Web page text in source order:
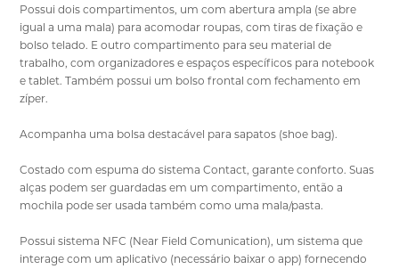
Possui dois compartimentos, um com abertura ampla (se abre
igual a uma mala) para acomodar roupas, com tiras de fixação e
bolso telado. E outro compartimento para seu material de
trabalho, com organizadores e espaços específicos para notebook
e tablet. Também possui um bolso frontal com fechamento em
zíper.
Acompanha uma bolsa destacável para sapatos (shoe bag).
Costado com espuma do sistema Contact, garante conforto. Suas
alças podem ser guardadas em um compartimento, então a
mochila pode ser usada também como uma mala/pasta.
Possui sistema NFC (Near Field Comunication), um sistema que
interage com um aplicativo (necessário baixar o app) fornecendo